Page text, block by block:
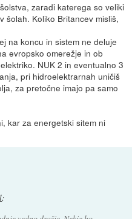
zaradi katerega so veliki
šolah. Koliko Britancev misliš,
na koncu in sistem ne deluje
evropsko omerežje in ob
NUK 2 in eventualno 3
pri hidroelektrarnah uničiš
za pretočne imajo pa samo
kar za energetski sitem ni
: